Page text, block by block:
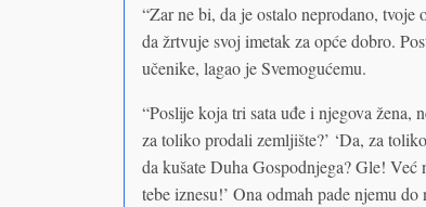
“Zar ne bi, da je ostalo neprodano,
da žrtvuje svoj imetak za opće dobro.
učenike, lagao je Svemogućemu.
“Poslije koja tri sata uđe i njegova žena,
za toliko prodali zemljište?’ ‘Da, za
da kušate Duha Gospodnjega? Gle!
tebe iznesu!’ Ona odmah pade njemu